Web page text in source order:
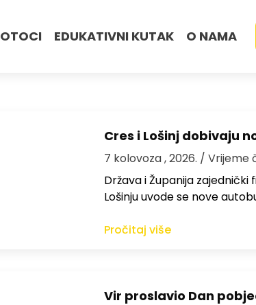
OTOCI EDUKATIVNI KUTAK O NAMA
Cres i Lošinj dobivaju
7 kolovoza , 2026. / Vrijeme
Država i Županija zajednički
Lošinju uvode se nove
Pročitaj više
Vir proslavio Dan